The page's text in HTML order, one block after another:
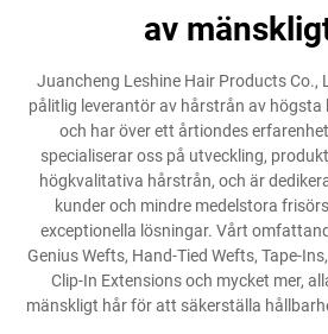
av
Juancheng Leshine Hair Products Co.,
pålitlig leverantör av hårstrån av
och har över ett årtiondes
specialiserar oss på utveckling,
högkvalitativa hårstrån, och är
kunder och mindre medelstora
exceptionella lösningar. Vårt
Genius Wefts, Hand-Tied Wefts, Tape-
Clip-In Extensions och mycket mer,
mänskligt hår för att säkerställa